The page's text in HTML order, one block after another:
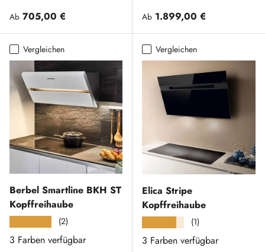
Normaler Preis
Ab 705,00 € Normaler Preis
Ab 1.899,00 €
Vergleichen
Berbel Smartline BKH ST
Kopffreihaube
(2)
3 Farben verfügbar
Vergleichen
Elica Stripe
Kopffreihaube
(1)
3 Farben verfügbar